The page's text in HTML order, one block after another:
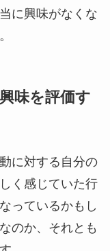
に興味がなくな
味を評価す
に対する自分の
く感じていた行
っているかもし
のか、それとも